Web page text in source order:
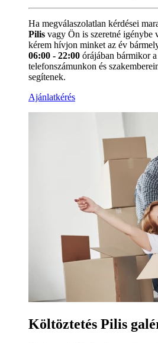
Ha megválaszolatlan kérdései
Pilis vagy Ön is szeretné igénybe
kérem hívjon minket az év
06:00 - 22:00 órájában bármikor a
telefonszámunkon és
segítenek.
Ajánlatkérés
Költöztetés Pilis